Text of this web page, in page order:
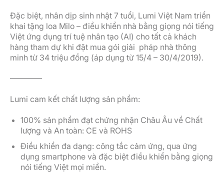
Đặc biệt, nhân dịp sinh nhật 7 tuổi, Lumi Việt Nam triển
khai tặng loa Milo – điều khiển nhà bằng giọng nói tiếng
Việt ứng dụng trí tuệ nhân tạo (AI) cho tất cả khách
hàng tham dự khi đặt mua gói giải pháp nhà thông
minh từ 34 triệu đồng (áp dụng từ 15/4 – 30/4/2019).
————
Lumi cam kết chất lượng sản phẩm:
100% sản phẩm đạt chứng nhận Châu Âu về Chất
lượng và An toàn: CE và ROHS
Điều khiển đa dạng: công tắc cảm ứng, qua ứng
dụng smartphone và đặc biệt điều khiển bằng giọng
nói tiếng Việt mọi miền.